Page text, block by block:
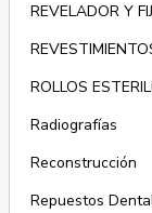
REVELADOR Y
ROLLOS
Radiografías
Reconstrucción
Repuestos